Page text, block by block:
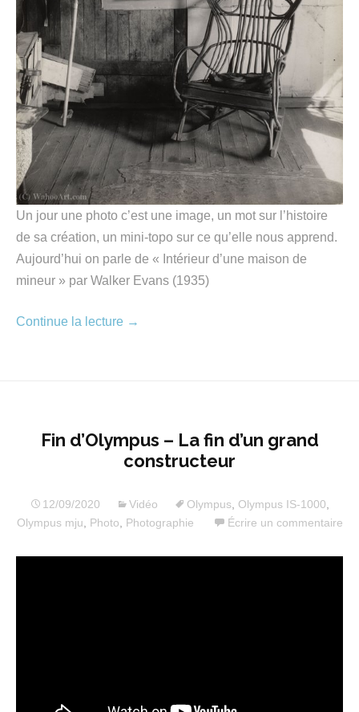
Un jour une photo c’est une image, un mot sur l’histoire
de sa création, un mini-topo sur ce qu’elle nous apprend.
Aujourd’hui on parle de « Intérieur d’une maison de
mineur » par Walker Evans (1935)
Continue la lecture →
Fin d’Olympus – La fin d’un grand
constructeur
12/09/2020 Vidéo Olympus Olympus IS-1000
Olympus mju
Photo Photographie Écrire un commentaire